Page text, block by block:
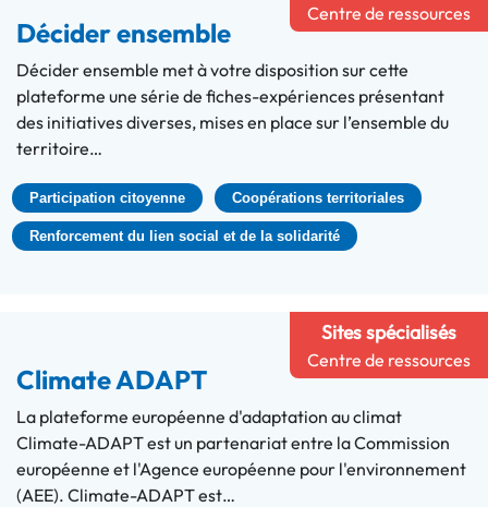
Centre de ressources
Décider ensemble
Décider ensemble met à votre disposition sur cette
plateforme une série de fiches-expériences présentant
des initiatives diverses, mises en place sur l’ensemble du
territoire…
Participation citoyenne Coopérations territoriales
Renforcement du lien social et de la solidarité
Sites spécialisés
Centre de ressources
Climate ADAPT
La plateforme européenne d'adaptation au climat
Climate-ADAPT est un partenariat entre la Commission
européenne et l'Agence européenne pour l'environnement
(AEE). Climate-ADAPT est…